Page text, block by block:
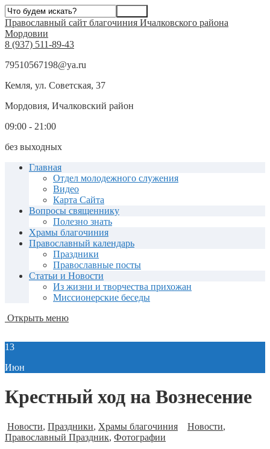
Православный сайт благочиния Ичалковского района
Мордовии
8 (937) 511-89-43
79510567198@ya.ru
Кемля, ул. Советская, 37
Мордовия, Ичалковский район
09:00 - 21:00
без выходных
Главная
Отдел молодежного служения
Видео
Карта Сайта
Вопросы священнику
Полезно знать
Храмы благочиния
Православный календарь
Праздники
Православные посты
Статьи и Новости
Из жизни и творчества прихожан
Миссионерские беседы
Открыть меню
13
Июн
Крестный ход на Вознесение
Новости, Праздники, Храмы благочиния Новости,
Православный Праздник, Фотографии